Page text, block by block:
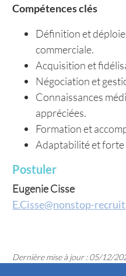
Compétences clés
Définition et
commerciale.
Acquisition et
Négociation et
Connaissances
appréciées.
Formation et
Adaptabilité et forte
Postuler
Eugenie Cisse
E.Cisse@nonstop-
Dernière mise à jour : 05/12/